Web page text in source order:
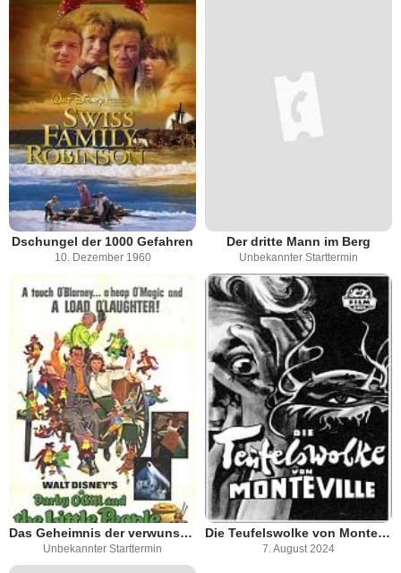
Dschungel der 1000 Gefahren
10. Dezember 1960
Der dritte Mann im Berg
Unbekannter Starttermin
Das Geheimnis der verwunschenen Höhle
Unbekannter Starttermin
Die Teufelswolke von Monteville
7. August 2024